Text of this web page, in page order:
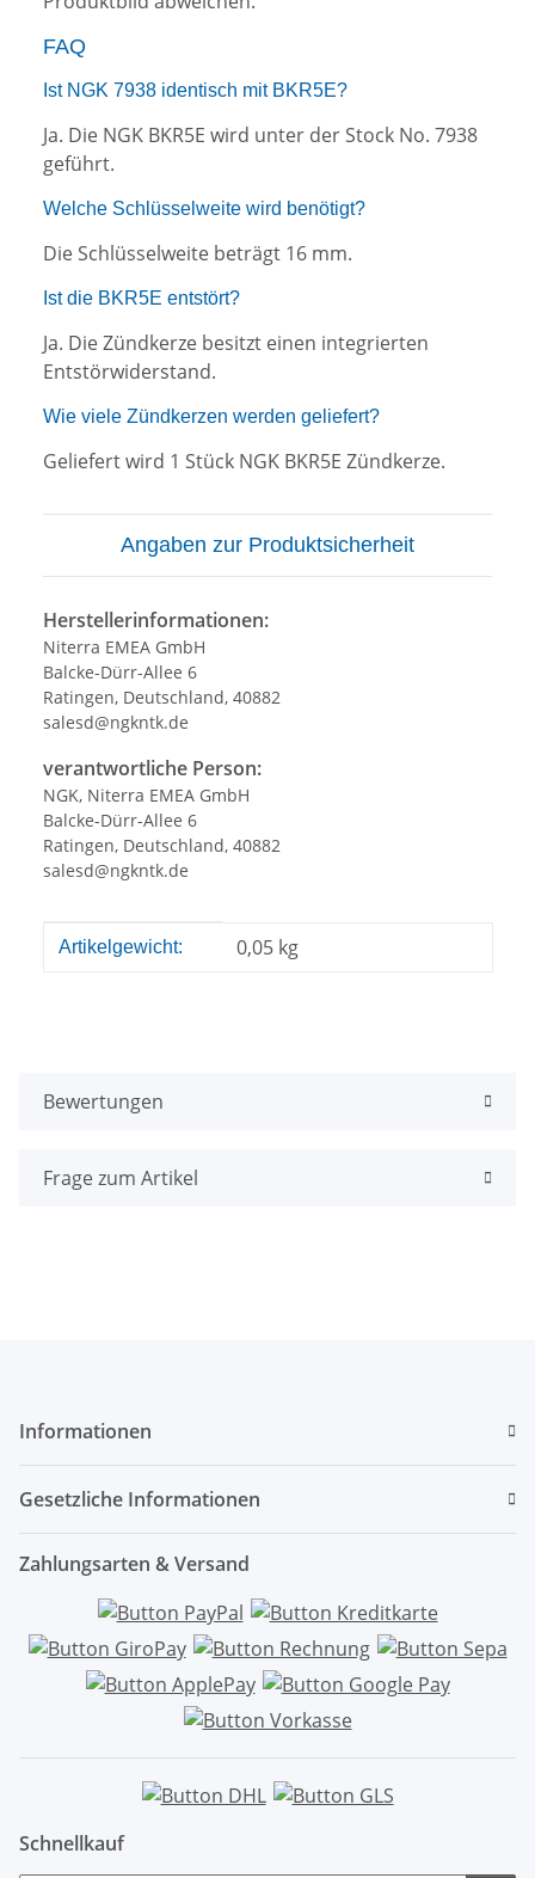
FAQ
Ist NGK 7938 identisch mit BKR5E?
Ja. Die NGK BKR5E wird unter der Stock No. 7938
geführt.
Welche Schlüsselweite wird benötigt?
Die Schlüsselweite beträgt 16 mm.
Ist die BKR5E entstört?
Ja. Die Zündkerze besitzt einen integrierten
Entstörwiderstand.
Wie viele Zündkerzen werden geliefert?
Geliefert wird 1 Stück NGK BKR5E Zündkerze.
Angaben zur Produktsicherheit
Herstellerinformationen:
Niterra EMEA GmbH
Balcke-Dürr-Allee 6
Ratingen, Deutschland, 40882
salesd@ngkntk.de
verantwortliche Person:
NGK, Niterra EMEA GmbH
Balcke-Dürr-Allee 6
Ratingen, Deutschland, 40882
salesd@ngkntk.de
Produkteigenschaft
Wert
Artikelgewicht: 0,05 kg
Bewertungen
Frage zum Artikel
Informationen
Gesetzliche Informationen
Zahlungsarten & Versand
Schnellkauf